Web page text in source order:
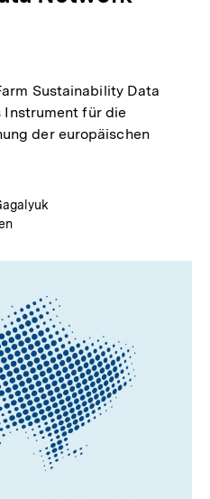
Sustainability Data
Instrument für die
der europäischen